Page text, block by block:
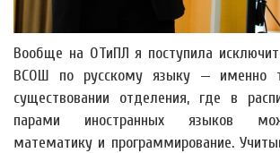
Вообще на ОТиПЛ я поступила
ВСОШ по русскому языку — именно
существовании отделения, где в
парами иностранных языков
математику и программирование.